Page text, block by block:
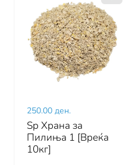
250.00 ден.
Sp Храна за
Пилиња 1 [Вреќа
10кг]